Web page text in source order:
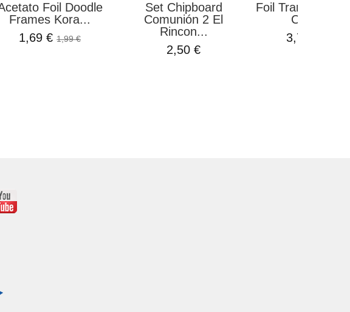
Foil Doodle
Frames Kora...
1,69 €1,99 €
Set Chipboard
Comunión 2 El
Rincon...
2,50 €
Foil Transferible
Colores...
3,75 €